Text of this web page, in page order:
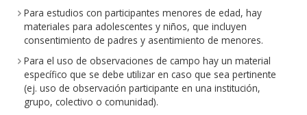
Para estudios con participantes menores de edad, hay
materiales para adolescentes y niños, que incluyen
consentimiento de padres y asentimiento de menores.
Para el uso de observaciones de campo hay un material
específico que se debe utilizar en caso que sea pertinente
(ej. uso de observación participante en una institución,
grupo, colectivo o comunidad).